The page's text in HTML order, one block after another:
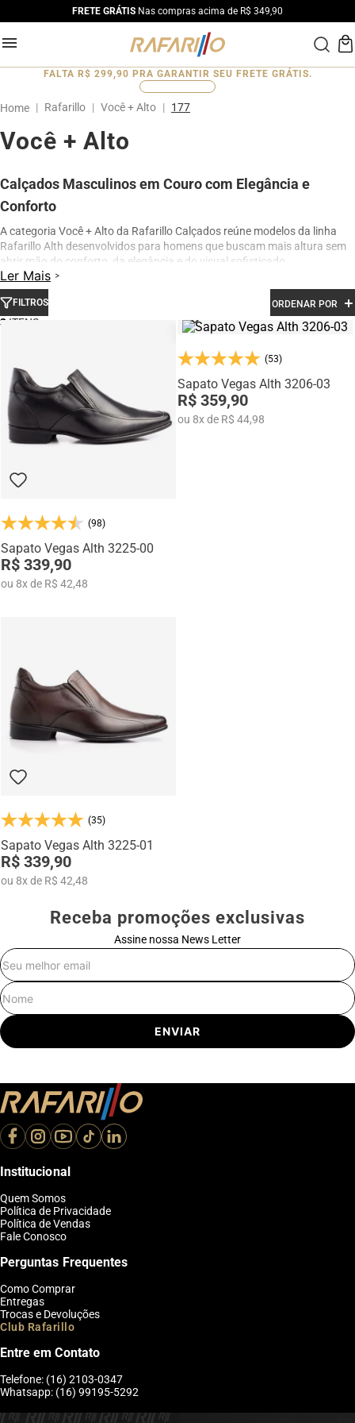
FRETE GRÁTIS Nas compras acima de R$ 349,90
FALTA R$ 299,90 PRA GARANTIR SEU FRETE GRÁTIS.
0
Rafarillo Você + Alto 177
Você + Alto
Calçados Masculinos em Couro com Elegância e
Conforto
A categoria Você + Alto da Rafarillo Calçados reúne modelos da linha
Rafarillo Alth desenvolvidos para homens que buscam mais altura sem
abrir mão do conforto, da elegância e do visual sofisticado.
Os calçados contam com elevação interna de até 7 cm, proporcionando
aumento de altura de forma discreta e natural. Produzidos em couro
legítimo e com acabamento premium, os modelos oferecem excelente
conforto para uso diário, além de design moderno para ocasiões sociais,
Na categoria Você + Alto, você encontra sapatos sociais, casuais,
mocassins e sapatênis com tecnologia de elevação interna,
desenvolvidos para garantir mais confiança, postura e estilo em
qualquer momento do dia.
Ler Mais
FILTROS ORDENAR POR
3
(98)
Sapato Vegas Alth 3225-00
R$ 339,90
ou 8xde R$ 42,48
(53)
Sapato Vegas Alth 3206-03
R$ 359,90
ou 8xde R$ 44,98
(35)
Sapato Vegas Alth 3225-01
R$ 339,90
ou 8xde R$ 42,48
Receba promoções exclusivas
Assine nossa News Letter
ENVIAR
Institucional
Quem Somos
Política de Privacidade
Política de Vendas
Fale Conosco
Perguntas Frequentes
Como Comprar
Entregas
Trocas e Devoluções
Club Rafarillo
Entre em Contato
Telefone: (16) 2103-0347
Whatsapp: (16) 99195-5292